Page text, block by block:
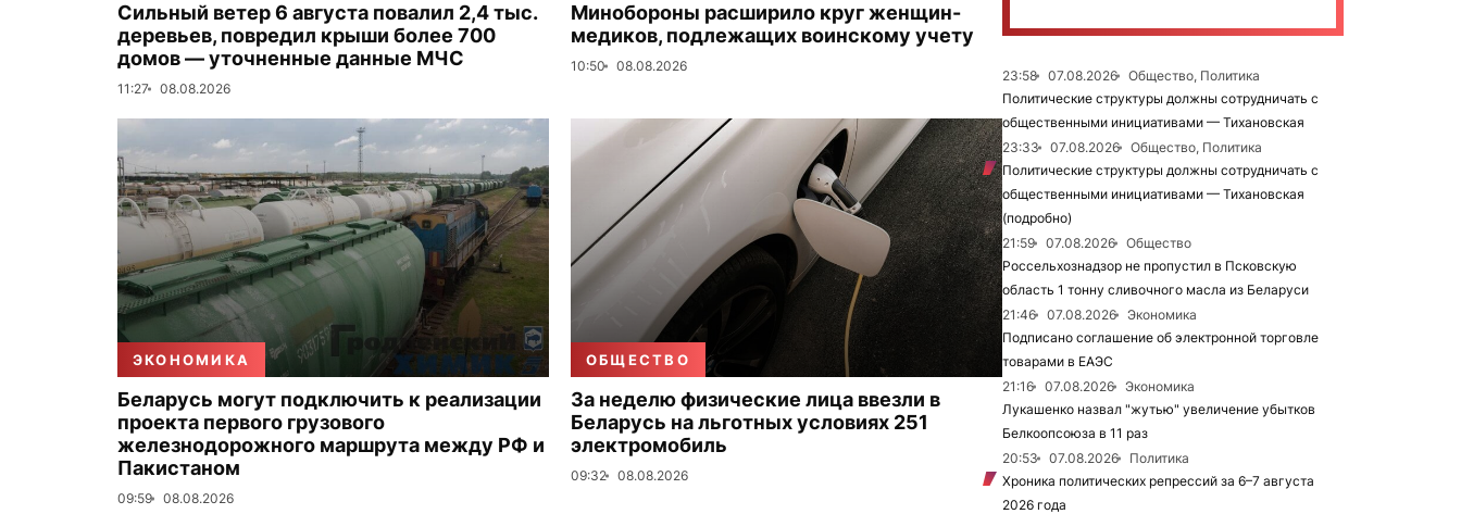
Сильный ветер 6 августа повалил 2,4 тыс.
деревьев, повредил крыши более 700
домов — уточненные данные МЧС
11:27 08.08.2026
Минобороны расширило круг женщин-
медиков, подлежащих воинскому учету
10:50 08.08.2026
ЭКОНОМИКА
Беларусь могут подключить к реализации
проекта первого грузового
железнодорожного маршрута между РФ и
Пакистаном
09:59 08.08.2026
ОБЩЕСТВО
За неделю физические лица ввезли в
Беларусь на льготных условиях 251
электромобиль
09:32 08.08.2026
23:58 07.08.2026
Общество, Политика
Политические структуры должны сотрудничать с
общественными инициативами — Тихановская
23:33
07.08.2026
Общество, Политика
Политические структуры должны сотрудничать с
общественными инициативами — Тихановская
(подробно)
21:59
07.08.2026
Общество
Россельхознадзор не пропустил в Псковскую
область 1 тонну сливочного масла из Беларуси
21:46
07.08.2026
Экономика
Подписано соглашение об электронной торговле
товарами в ЕАЭС
21:16
07.08.2026
Экономика
Лукашенко назвал "жутью" увеличение убытков
Белкоопсоюза в 11 раз
20:53
07.08.2026
Политика
Хроника политических репрессий за 6–7 августа
2026 года